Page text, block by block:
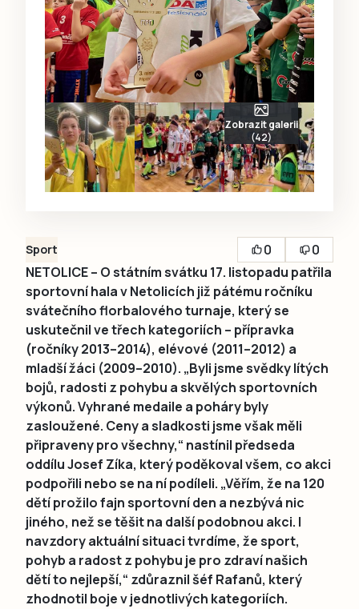
Zobrazit galerii
(42)
Sport 0
0
NETOLICE – O státním svátku 17. listopadu patřila
sportovní hala v Netolicích již pátému ročníku
svátečního florbalového turnaje, který se
uskutečnil ve třech kategoriích – přípravka
(ročníky 2013–2014), elévové (2011–2012) a
mladší žáci (2009–2010). „Byli jsme svědky lítých
bojů, radosti z pohybu a skvělých sportovních
výkonů. Vyhrané medaile a poháry byly
zasloužené. Ceny a sladkosti jsme však měli
připraveny pro všechny,“ nastínil předseda
oddílu Josef Zíka, který poděkoval všem, co akci
podpořili nebo se na ní podíleli. „Věřím, že na 120
dětí prožilo fajn sportovní den a nezbývá nic
jiného, než se těšit na další podobnou akci. I
navzdory aktuální situaci tvrdíme, že sport,
pohyb a radost z pohybu je pro zdraví našich
dětí to nejlepší,“ zdůraznil šéf Rafanů, který
zhodnotil boje v jednotlivých kategoriích.